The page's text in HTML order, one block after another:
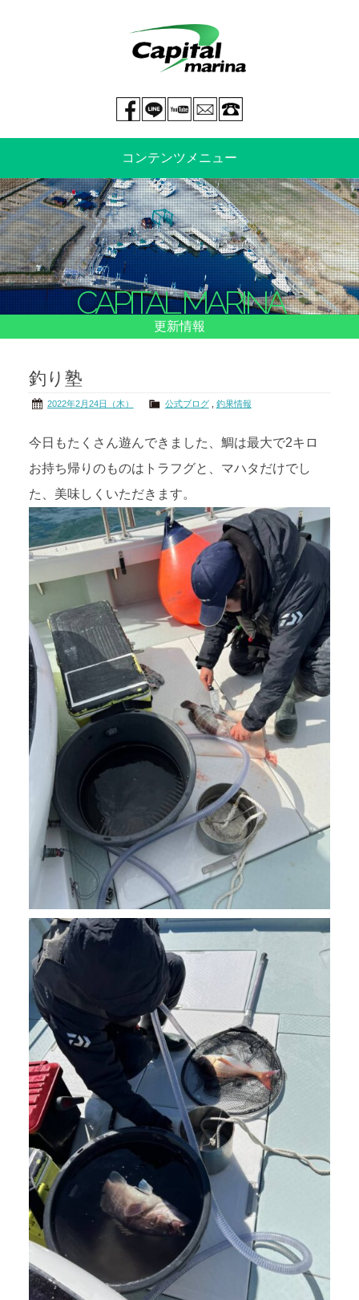
mail
You tube
LINE@
Facebook page
コンテンツメニュー
中古艇情報 新艇情報
船のご売却 整備・特殊艤装
船舶保険 マリーナ情報・料金表
茨城の海
会社概要 リンク
CAPITAL MARINA
更新情報
釣り塾
2022年2月24日（木） 公式ブログ, 釣果情報
今日もたくさん遊んできました、鯛は最大で2キロ
お持ち帰りのものはトラフグと、マハタだけでし
た、美味しくいただきます。